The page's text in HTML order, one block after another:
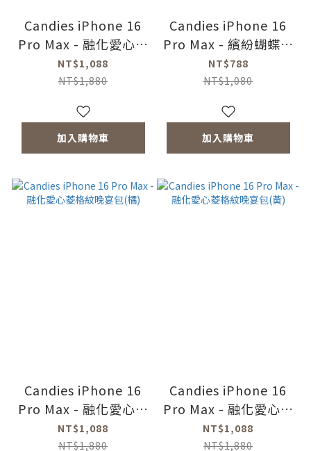
Candies iPhone 16
Pro Max - 融化愛心菱
格紋晚宴包(藍)
NT$1,088
NT$1,880
加入購物車
Candies iPhone 16
Pro Max - 繽紛蝴蝶結
睡寶(紫)
NT$788
NT$1,080
加入購物車
Candies iPhone 16
Pro Max - 融化愛心菱
格紋晚宴包(橘)
NT$1,088
NT$1,880
Candies iPhone 16
Pro Max - 融化愛心菱
格紋晚宴包(黃)
NT$1,088
NT$1,880